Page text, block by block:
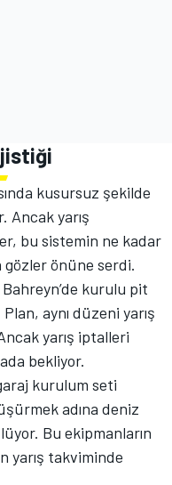
kusursuz şekilde
Ancak yarış
bu sistemin ne kadar
gözler önüne serdi.
kurulu pit
aynı düzeni yarış
yarış iptalleri
bekliyor.
kurulum seti
adına deniz
Bu ekipmanların
yarış takviminde